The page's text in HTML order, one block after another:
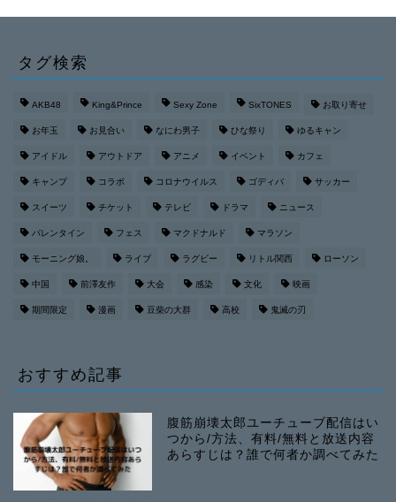
タグ検索
AKB48 King&Prince Sexy Zone SixTONES お取り寄せ
お年玉 お見合い なにわ男子 ひな祭り ゆるキャン
アイドル アウトドア アニメ イベント カフェ
キャンプ コラボ コロナウイルス ゴディバ サッカー
スイーツ チケット テレビ ドラマ ニュース
バレンタイン フェス マクドナルド マラソン
モーニング娘。 ライブ ラグビー リトル関西 ローソン
中国 前澤友作 大会 感染 文化 映画
期間限定 漫画 豆柴の大群 高校 鬼滅の刃
おすすめ記事
腹筋崩壊太郎ユーチューブ配信はい
つから/方法、有料/無料と放送内容
あらすじは？誰で何者か調べてみた